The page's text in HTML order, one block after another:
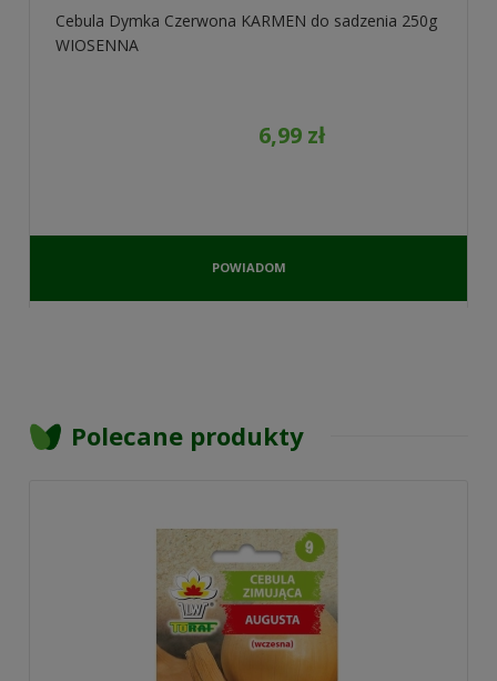
Cebula Dymka Czerwona KARMEN do sadzenia 250g
WIOSENNA
6,99 zł
POWIADOM
DOSTĘPNOŚCI
Polecane produkty